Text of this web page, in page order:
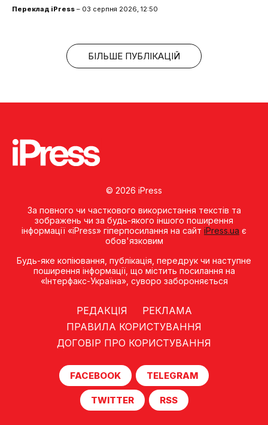
Переклад iPress – 03 серпня 2026, 12:50
БІЛЬШЕ ПУБЛІКАЦІЙ
© 2026 iPress
За повного чи часткового використання текстів та
зображень чи за будь-якого іншого поширення
інформації «iPress» гіперпосилання на сайт iPress.ua є
обов'язковим
Будь-яке копiювання, публiкацiя, передрук чи наступне
поширення iнформацiї, що мiстить посилання на
«Iнтерфакс-Україна», суворо забороняється
РЕДАКЦІЯ
РЕКЛАМА
ПРАВИЛА КОРИСТУВАННЯ
ДОГОВІР ПРО КОРИСТУВАННЯ
FACEBOOK TELEGRAM
TWITTER RSS